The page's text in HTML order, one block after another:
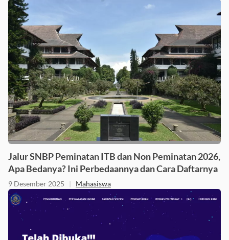
Jalur SNBP Peminatan ITB dan Non Peminatan 2026,
Apa Bedanya? Ini Perbedaannya dan Cara Daftarnya
9 Desember 2025 | Mahasiswa